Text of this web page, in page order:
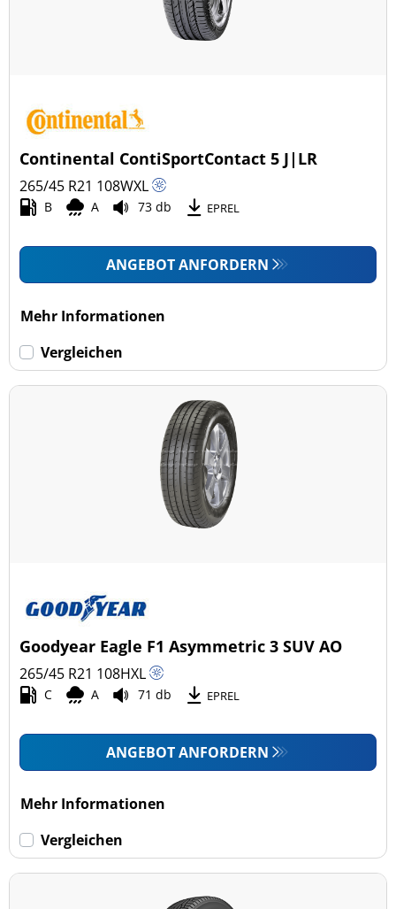
Continental ContiSportContact 5 J|LR
265/45 R21 108WXL
B A 73 db EPREL
ANGEBOT ANFORDERN
Mehr Informationen
Vergleichen
Goodyear Eagle F1 Asymmetric 3 SUV AO
265/45 R21 108HXL
C A 71 db EPREL
ANGEBOT ANFORDERN
Mehr Informationen
Vergleichen